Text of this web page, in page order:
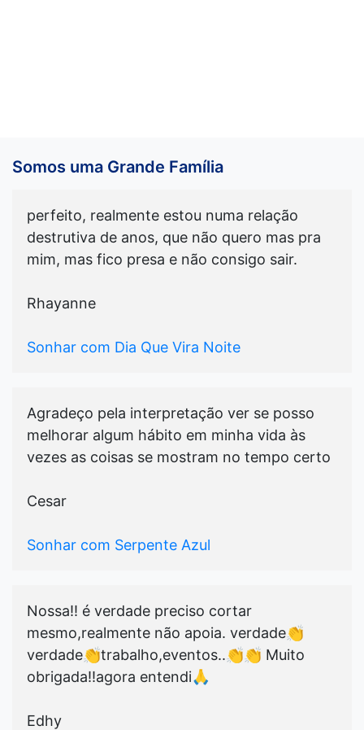
Somos uma Grande Família
perfeito, realmente estou numa relação
destrutiva de anos, que não quero mas pra
mim, mas fico presa e não consigo sair.
Rhayanne
Sonhar com Dia Que Vira Noite
Agradeço pela interpretação ver se posso
melhorar algum hábito em minha vida às
vezes as coisas se mostram no tempo certo
Cesar
Sonhar com Serpente Azul
Nossa!! é verdade preciso cortar
mesmo,realmente não apoia. verdade👏
verdade👏trabalho,eventos..👏👏 Muito
obrigada!!agora entendi🙏
Edhy